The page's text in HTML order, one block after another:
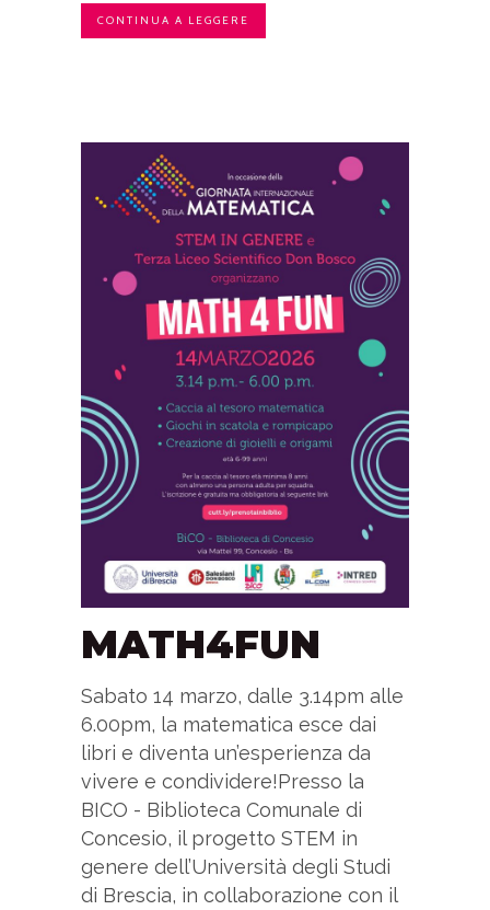
CONTINUA A LEGGERE
MATH4FUN
Sabato 14 marzo, dalle 3.14pm alle
6.00pm, la matematica esce dai
libri e diventa un’esperienza da
vivere e condividere!Presso la
BICO - Biblioteca Comunale di
Concesio, il progetto STEM in
genere dell’Università degli Studi
di Brescia, in collaborazione con il